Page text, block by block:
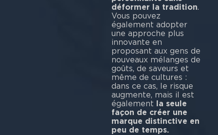
déformer la tradition.
Vous pouvez
également adopter
une approche plus
innovante en
proposant aux gens de
nouveaux mélanges de
goûts, de saveurs et
même de cultures :
dans ce cas, le risque
augmente, mais il est
également la seule
façon de créer une
marque distinctive en
peu de temps.